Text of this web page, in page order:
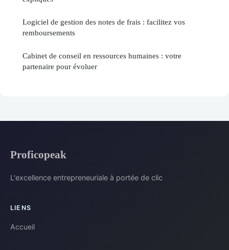
Logiciel de gestion des notes de frais : facilitez vos
remboursements
Cabinet de conseil en ressources humaines : votre
partenaire pour évoluer
Proficopeak
L'excellence entrepreneuriale à portée de clic
LIENS
Accueil